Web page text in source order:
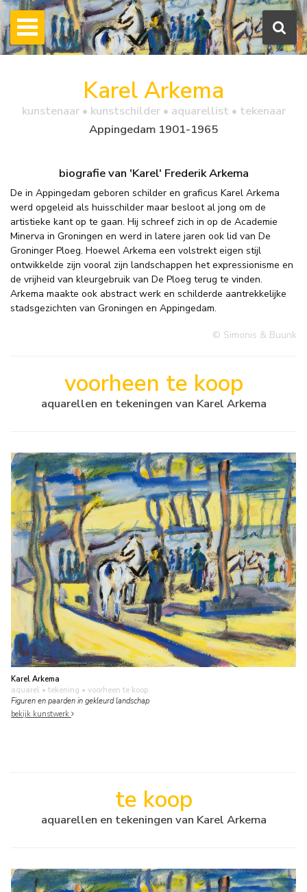
Karel Arkema
kunstenaar • kunstschilder • aquarellist • tekenaar
Appingedam 1901-1965
biografie van 'Karel' Frederik Arkema
De in Appingedam geboren schilder en graficus Karel Arkema
werd opgeleid als huisschilder maar besloot al jong om de
artistieke kant op te gaan. Hij schreef zich in op de Academie
Minerva in Groningen en werd in latere jaren ook lid van De
Groninger Ploeg. Hoewel Arkema een volstrekt eigen stijl
ontwikkelde zijn vooral zijn landschappen het expressionisme en
de vrijheid van kleurgebruik van De Ploeg terug te vinden.
Arkema maakte ook abstract werk en schilderde aantrekkelijke
stadsgezichten van Groningen en Appingedam.
© Simonis & Buunk
voorheen te koop
aquarellen en tekeningen van Karel Arkema
Karel Arkema
aquarel • tekening • voorheen te koop
Figuren en paarden in gekleurd landschap
bekijk kunstwerk
te koop
aquarellen en tekeningen van Karel Arkema